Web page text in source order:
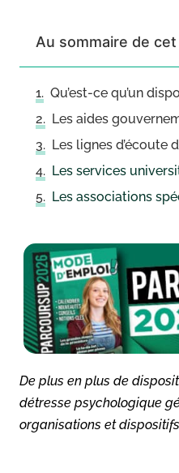
Au sommaire de
Qu’est-ce qu’un
Les aides
Les lignes d’écoute
Les services
Les associations
De plus en plus de
détresse psychologique
organisations et